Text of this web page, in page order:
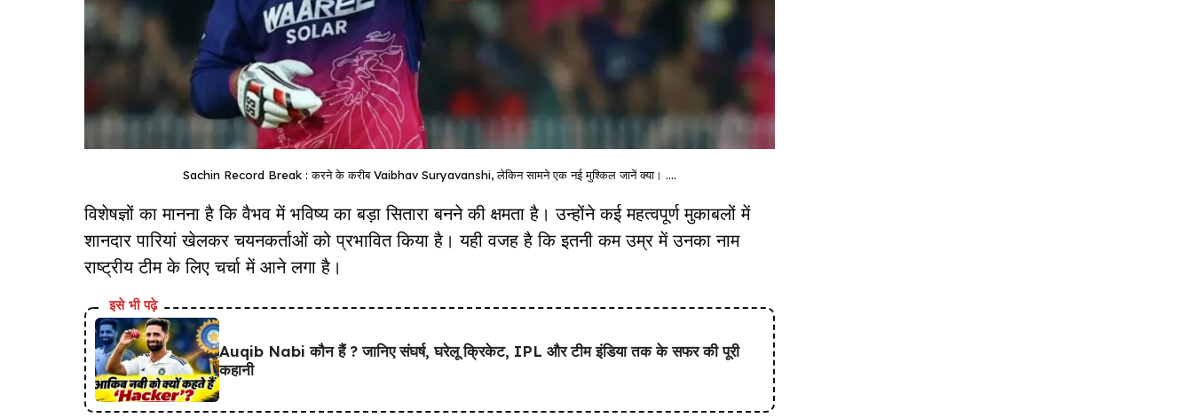
Sachin Record Break : करने के करीब Vaibhav Suryavanshi, लेकिन सामने एक नई मुश्किल जानें क्या। ….
विशेषज्ञों का मानना है कि वैभव में भविष्य का बड़ा सितारा बनने की क्षमता है। उन्होंने कई महत्वपूर्ण मुकाबलों में
शानदार पारियां खेलकर चयनकर्ताओं को प्रभावित किया है। यही वजह है कि इतनी कम उम्र में उनका नाम
राष्ट्रीय टीम के लिए चर्चा में आने लगा है।
इसे भी पढ़े
Auqib Nabi कौन हैं ? जानिए संघर्ष, घरेलू क्रिकेट, IPL और टीम इंडिया तक के सफर की पूरी
कहानी